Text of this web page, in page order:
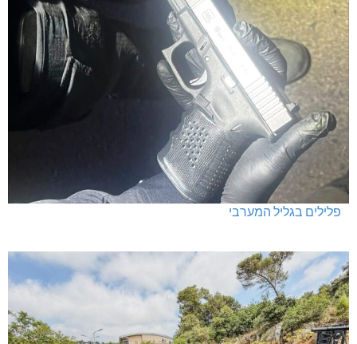
פלילים בגליל המערבי